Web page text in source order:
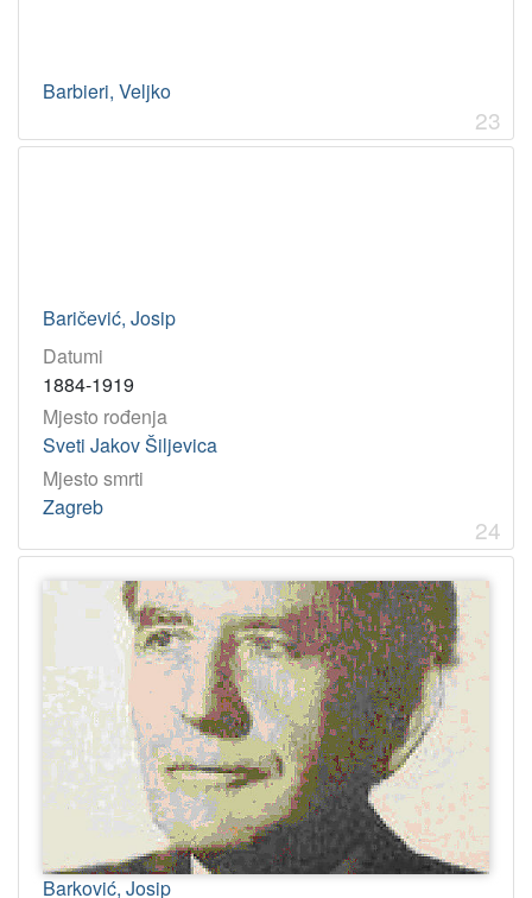
Barbieri, Veljko
23
Baričević, Josip
Datumi
1884-1919
Mjesto rođenja
Sveti Jakov Šiljevica
Mjesto smrti
Zagreb
24
Barković, Josip